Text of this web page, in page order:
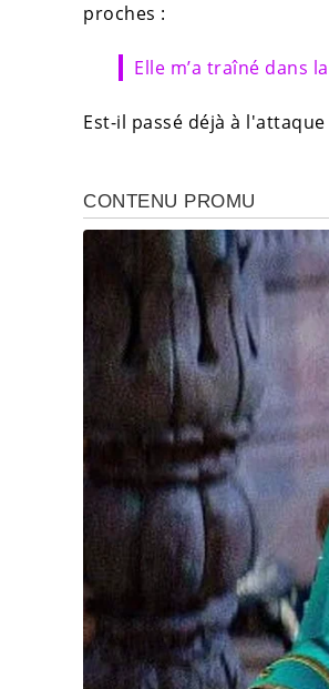
proches :
Elle m’a traîné dans
Est-il passé déjà à l'attaque